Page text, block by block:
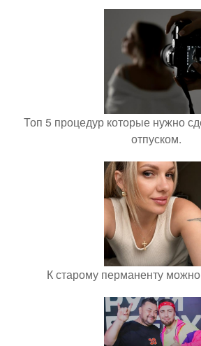
Топ 5 процедур которые нужно
отпуском.
К старому перманенту